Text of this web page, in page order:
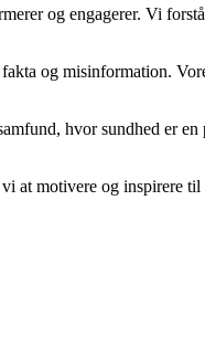
og engagerer. Vi
og misinformation.
hvor sundhed er
at motivere og inspirere